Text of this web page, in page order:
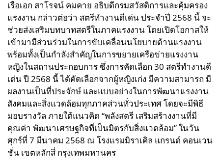
เรือเอก สาโรจน์ คมคาย อธิบดีกรมสวัสดิการและคุ้มครอง
แรงงาน กล่าวต่อว่า สตรีทำงานดีเด่น ประจำปี 2568 นี้ จะ
ช่วยส่งเสริมบทบาทสตรีในภาคแรงงาน โดยเปิดโอกาสให้
เข้ามามีส่วนร่วมในการขับเคลื่อนนโยบายด้านแรงงาน
พร้อมทั้งเป็นกำลังสำคัญในการขยายเครือข่ายแรงงาน
หญิงในสถานประกอบการ ซึ่งการคัดเลือก 30 สตรีทำงานดี
เด่น ปี 2568 นี้ ได้คัดเลือกจากผู้หญิงเก่ง มีความสามารถ มี
ผลงานเป็นที่ประจักษ์ และแบบอย่างในการพัฒนาแรงงาน
สังคมและสิ่งแวดล้อมทุกภาคส่วนทั่วประเทศ โดยจะมีพิธี
มอบรางวัล ภายใต้แนวคิด “พลังสตรี เสริมสร้างงานที่มี
คุณค่า พัฒนาเศรษฐกิจที่เป็นมิตรกับสิ่งแวดล้อม” ในวัน
ศุกร์ที่ 7 มีนาคม 2568 ณ โรงแรมมิราเคิล แกรนด์ คอนเวน
ชั่น เขตหลักสี่ กรุงเทพมหานคร